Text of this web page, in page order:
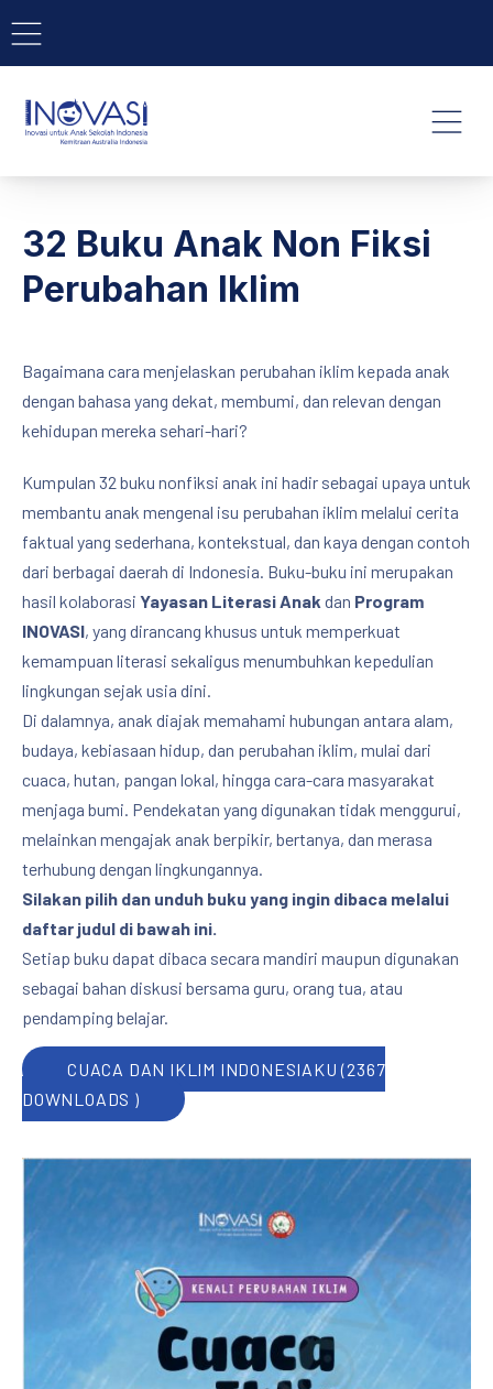
BAR NAVIGATION
INOVASI - Untuk Anak
32 Buku Anak Non Fiksi
Perubahan Iklim
Bagaimana cara menjelaskan perubahan iklim kepada anak
dengan bahasa yang dekat, membumi, dan relevan dengan
kehidupan mereka sehari-hari?
Kumpulan 32 buku nonfiksi anak ini hadir sebagai upaya untuk
membantu anak mengenal isu perubahan iklim melalui cerita
faktual yang sederhana, kontekstual, dan kaya dengan contoh
dari berbagai daerah di Indonesia. Buku-buku ini merupakan
hasil kolaborasi Yayasan Literasi Anak dan Program
INOVASI, yang dirancang khusus untuk memperkuat
kemampuan literasi sekaligus menumbuhkan kepedulian
lingkungan sejak usia dini.
Di dalamnya, anak diajak memahami hubungan antara alam,
budaya, kebiasaan hidup, dan perubahan iklim, mulai dari
cuaca, hutan, pangan lokal, hingga cara-cara masyarakat
menjaga bumi. Pendekatan yang digunakan tidak menggurui,
melainkan mengajak anak berpikir, bertanya, dan merasa
terhubung dengan lingkungannya.
Silakan pilih dan unduh buku yang ingin dibaca melalui
daftar judul di bawah ini.
Setiap buku dapat dibaca secara mandiri maupun digunakan
sebagai bahan diskusi bersama guru, orang tua, atau
pendamping belajar.
CUACA DAN IKLIM INDONESIAKU (2367
DOWNLOADS )